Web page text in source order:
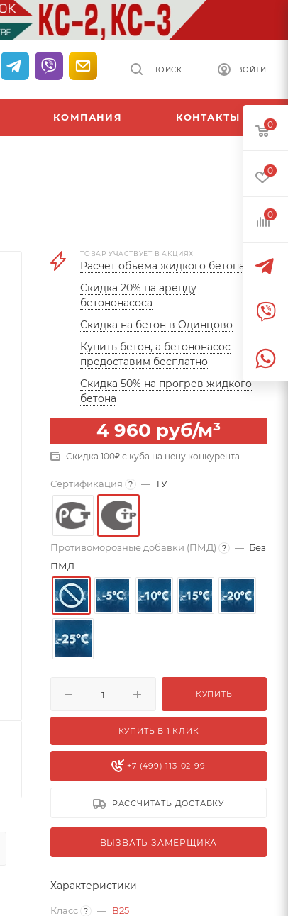
ВОЙТИ
ПОИСК
КОМПАНИЯ КОНТАКТЫ
ТОВАР УЧАСТВУЕТ В АКЦИЯХ
Расчёт объёма жидкого бетона
Скидка 20% на аренду
бетононасоса
Скидка на бетон в Одинцово
Купить бетон, а бетононасос
предоставим бесплатно
Скидка 50% на прогрев жидкого
бетона
4 960 руб/м³
Скидка 100₽ с куба на цену конкурента
Сертификация ? — ТУ
Противоморозные добавки (ПМД) ? — Без
ПМД
КУПИТЬ
КУПИТЬ В 1 КЛИК
+7 (499) 113-02-99
РАССЧИТАТЬ ДОСТАВКУ
ВЫЗВАТЬ ЗАМЕРЩИКА
Характеристики
Класс ? — В25
0
0
0